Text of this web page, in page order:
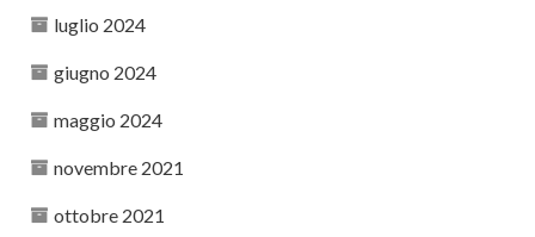
luglio 2024
giugno 2024
maggio 2024
novembre 2021
ottobre 2021